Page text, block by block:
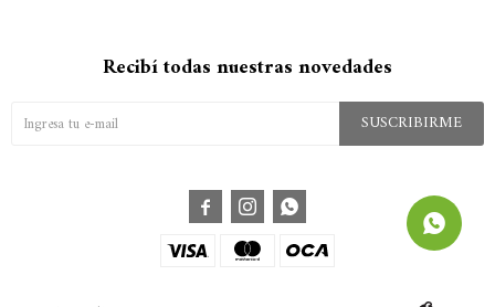
Recibí todas nuestras novedades
SUSCRIBIRME
  